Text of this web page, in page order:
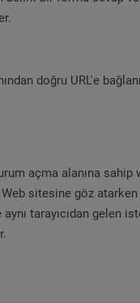
doğru URL'e
açma alanına sahip
sitesine göz atarken
tarayıcıdan gelen